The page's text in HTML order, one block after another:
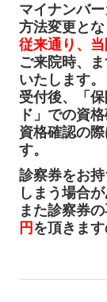
マイナンバ
方法変更とな
従来通り、
ご来院時、
いたします。
受付後、「
ド」での資
資格確認の
す。
診察券をお
しまう場合が
また診察券
円 を頂きま